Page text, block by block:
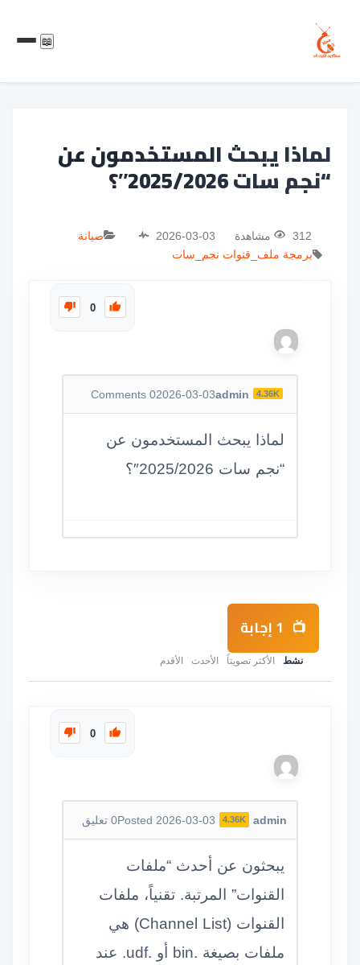
📖
لماذا يبحث المستخدمون عن
“نجم سات 2025/2026″؟
312 مشاهدة 2026-03-03
صيانة
برمجة ملف_قنوات نجم_سات
0
admin 4.36K
2026-03-03
0
لماذا يبحث المستخدمون عن
“نجم سات 2025/2026″؟
1إجابة
نشط الأكثر تصويتاً الأحدث الأقدم
0
admin
4.36K
Posted 2026-03-03
0 تعليق
يبحثون عن أحدث “ملفات
القنوات” المرتبة. تقنياً، ملفات
القنوات (Channel List) هي
ملفات بصيغة .bin أو .udf. عند